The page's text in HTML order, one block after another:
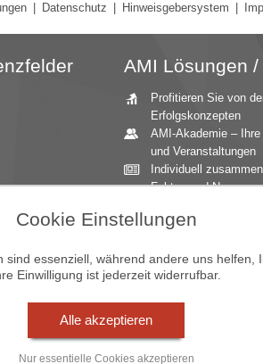
Datenschutz Hinweisgebersystem
AMI Lösungen
Profitieren Sie von
Erfolgskonzepten
AMI-Akademie – Ihre
und Veranstaltungen
Individuell
Fakten und News
Marktexperten
einen umfangreichen
Jahrbücher –
Cookie Einstellungen
essenziell, während andere uns
Einwilligung ist jederzeit widerrufbar.
Alle akzeptieren
Nur essentielle Cookies akzeptieren